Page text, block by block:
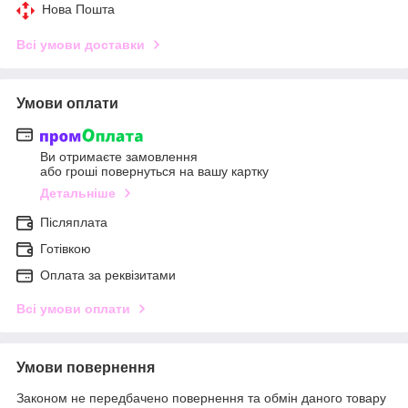
Нова Пошта
Всі умови доставки
Умови оплати
Ви отримаєте замовлення
або гроші повернуться на вашу картку
Детальніше
Післяплата
Готівкою
Оплата за реквізитами
Всі умови оплати
Умови повернення
Законом не передбачено повернення та обмін даного товару